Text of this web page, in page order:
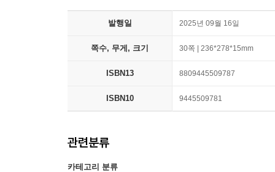
발행일 2025년 09월 16일
쪽수, 무게, 크기 30쪽 | 236*278*15mm
ISBN13 8809445509787
ISBN10 9445509781
관련분류
카테고리 분류